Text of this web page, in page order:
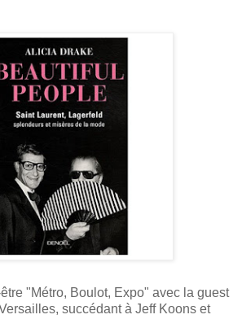
"Métro, Boulot, Expo" avec la guest
succédant à Jeff Koons et